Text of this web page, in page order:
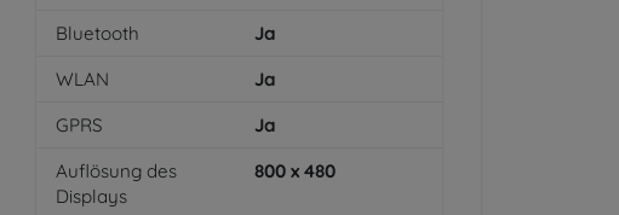
Bluetooth
Ja
WLAN
Ja
GPRS
Ja
Auflösung des
Displays
800 x 480